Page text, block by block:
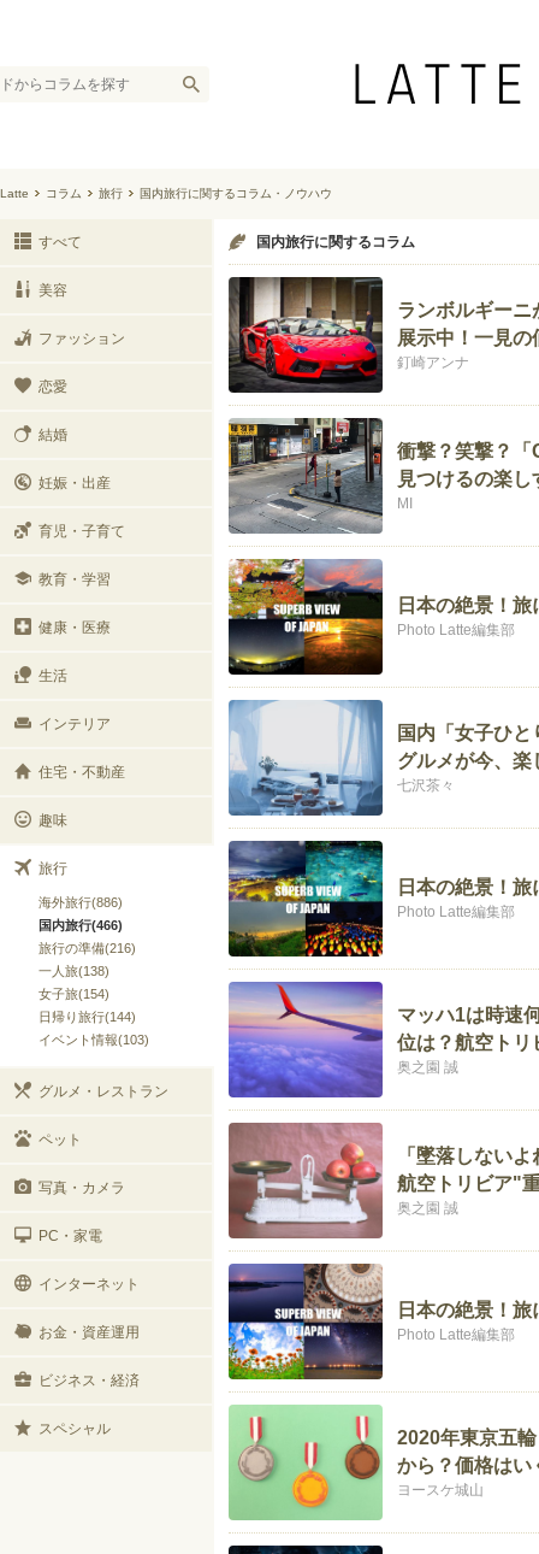
Latte コラム 旅行 国内旅行に関するコラム・ノウハウ
すべて
美容
ファッション
恋愛
結婚
妊娠・出産
育児・子育て
教育・学習
健康・医療
生活
インテリア
住宅・不動産
趣味
旅行
海外旅行(886)
国内旅行(466)
旅行の準備(216)
一人旅(138)
女子旅(154)
日帰り旅行(144)
イベント情報(103)
グルメ・レストラン
ペット
写真・カメラ
PC・家電
インターネット
お金・資産運用
ビジネス・経済
スペシャル
国内旅行に関するコラム
ランボルギーニ
展示中！一見
釘崎アンナ
衝撃？笑撃？
見つけるの楽
MI
日本の絶景！
Photo Latte編集部
国内「女子ひ
グルメが今、楽
七沢茶々
日本の絶景！
Photo Latte編集部
マッハ1は時速
位は？航空ト
奥之園 誠
「墜落しない
航空トリビア"
奥之園 誠
日本の絶景！
Photo Latte編集部
2020年東京五
から？価格はい
ヨースケ城山